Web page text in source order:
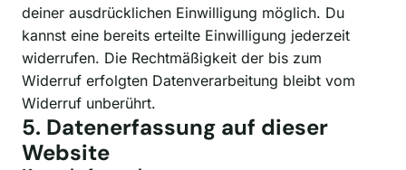
deiner ausdrücklichen Einwilligung möglich. Du
kannst eine bereits erteilte Einwilligung jederzeit
widerrufen. Die Rechtmäßigkeit der bis zum
Widerruf erfolgten Datenverarbeitung bleibt vom
Widerruf unberührt.
5. Datenerfassung auf dieser
Website